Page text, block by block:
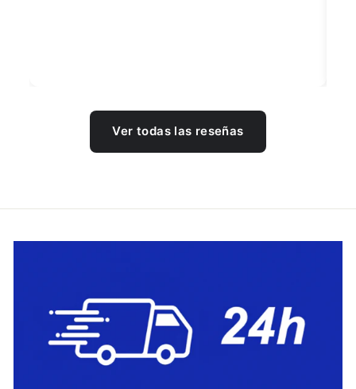
Ver todas las reseñas